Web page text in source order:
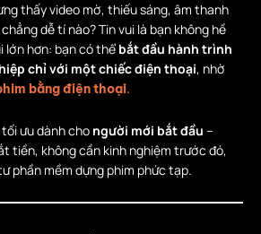
thấy video mờ, thiếu sáng, âm thanh
dễ tí nào? Tin vui là bạn không hề
lớn hơn: bạn có thể bắt đầu hành trình
chỉ với một chiếc điện thoại, nhờ
bằng điện thoại.
ưu dành cho người mới bắt đầu –
tiền, không cần kinh nghiệm trước đó,
phần mềm dựng phim phức tạp.